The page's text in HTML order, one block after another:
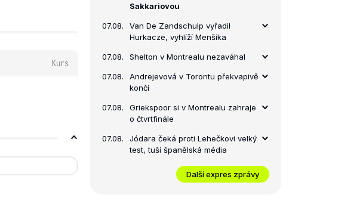
Kurs
Sakkariovou
07.08.
Van De Zandschulp vyřadil
Hurkacze, vyhlíží Menšíka
07.08. Shelton v Montrealu nezaváhal
07.08.
Andrejevová v Torontu překvapivě
končí
07.08.
Griekspoor si v Montrealu zahraje
o čtvrtfinále
07.08.
Jódara čeká proti Lehečkovi velký
test, tuší španělská média
Další expres zprávy